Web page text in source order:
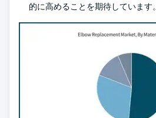
的に高めることを期待しています。